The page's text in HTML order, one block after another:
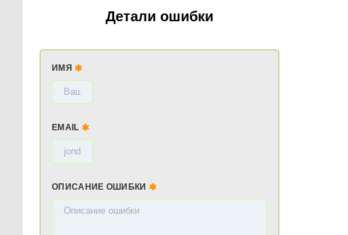
Детали ошибки
ИМЯ
EMAIL
ОПИСАНИЕ ОШИБКИ